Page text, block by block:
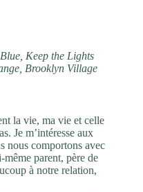
Keep the Lights
Brooklyn Village
la vie, ma vie et celle
Je m’intéresse aux
nous comportons avec
même parent, père de
à notre relation,